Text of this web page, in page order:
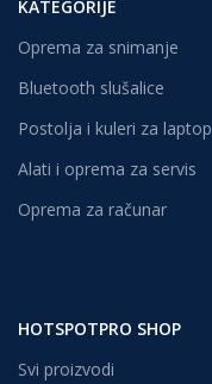
KATEGORIJE
Oprema za snimanje
Bluetooth slušalice
Postolja i kuleri za laptop
Alati i oprema za servis
Oprema za računar
HOTSPOTPRO SHOP
Svi proizvodi